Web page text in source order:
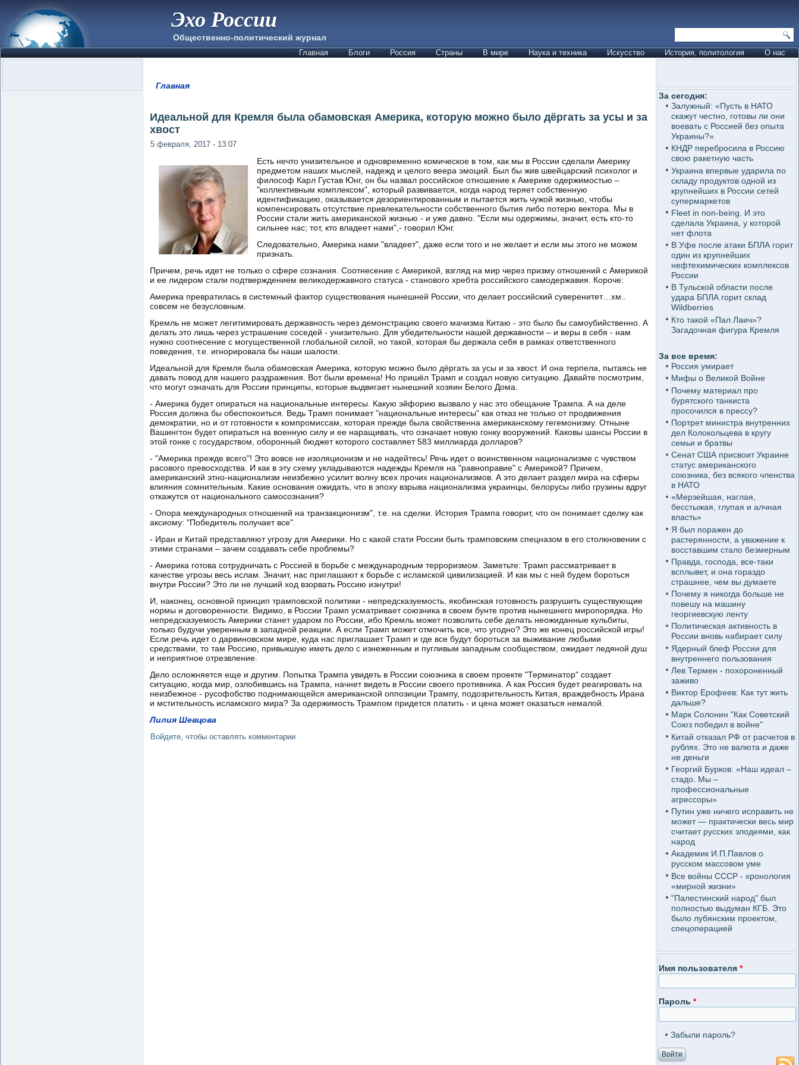
Эхо России
Общественно-политический журнал
Главная Блоги Россия Страны В мире Наука и техника Искусство История, политология О нас
Главная
Идеальной для Кремля была обамовская Америка, которую можно было дёргать за усы и за
хвост
5 февраля, 2017 - 13:07
Есть нечто унизительное и одновременно комическое в том, как мы в России сделали Америку
предметом наших мыслей, надежд и целого веера эмоций. Был бы жив швейцарский психолог и
философ Карл Густав Юнг, он бы назвал российское отношение к Америке одержимостью –
"коллективным комплексом", который развивается, когда народ теряет собственную
идентификацию, оказывается дезориентированным и пытается жить чужой жизнью, чтобы
компенсировать отсутствие привлекательности собственного бытия либо потерю вектора. Мы в
России стали жить американской жизнью - и уже давно. "Если мы одержимы, значит, есть кто-то
сильнее нас; тот, кто владеет нами",- говорил Юнг.
Следовательно, Америка нами "владеет", даже если того и не желает и если мы этого не можем
признать.
Причем, речь идет не только о сфере сознания. Соотнесение с Америкой, взгляд на мир через призму отношений с Америкой
и ее лидером стали подтверждением великодержавного статуса - станового хребта российского самодержавия. Короче:
Америка превратилась в системный фактор существования нынешней России, что делает российский суверенитет…хм..
совсем не безусловным.
Кремль не может легитимировать державность через демонстрацию своего мачизма Китаю - это было бы самоубийственно. А
делать это лишь через устрашение соседей - унизительно. Для убедительности нашей державности – и веры в себя - нам
нужно соотнесение с могущественной глобальной силой, но такой, которая бы держала себя в рамках ответственного
поведения, т.е. игнорировала бы наши шалости.
Идеальной для Кремля была обамовская Америка, которую можно было дёргать за усы и за хвост. И она терпела, пытаясь не
давать повод для нашего раздражения. Вот были времена! Но пришёл Трамп и создал новую ситуацию. Давайте посмотрим,
что могут означать для России принципы, которые выдвигает нынешний хозяин Белого Дома.
- Америка будет опираться на национальные интересы. Какую эйфорию вызвало у нас это обещание Трампа. А на деле
Россия должна бы обеспокоиться. Ведь Трамп понимает "национальные интересы" как отказ не только от продвижения
демократии, но и от готовности к компромиссам, которая прежде была свойственна американскому гегемонизму. Отныне
Вашингтон будет опираться на военную силу и ее наращивать, что означает новую гонку вооружений. Каковы шансы России в
этой гонке с государством, оборонный бюджет которого составляет 583 миллиарда долларов?
- "Америка прежде всего"! Это вовсе не изоляционизм и не надейтесь! Речь идет о воинственном национализме с чувством
расового превосходства. И как в эту схему укладываются надежды Кремля на "равноправие" с Америкой? Причем,
американский этно-национализм неизбежно усилит волну всех прочих национализмов. А это делает раздел мира на сферы
влияния сомнительным. Какие основания ожидать, что в эпоху взрыва национализма украинцы, белорусы либо грузины вдруг
откажутся от национального самосознания?
- Опора международных отношений на транзакционизм", т.е. на сделки. История Трампа говорит, что он понимает сделку как
аксиому: "Победитель получает все".
- Иран и Китай представляют угрозу для Америки. Но с какой стати России быть трамповским спецназом в его столкновении с
этими странами – зачем создавать себе проблемы?
- Америка готова сотрудничать с Россией в борьбе с международным терроризмом. Заметьте: Трамп рассматривает в
качестве угрозы весь ислам. Значит, нас приглашают к борьбе с исламской цивилизацией. И как мы с ней будем бороться
внутри России? Это ли не лучший ход взорвать Россию изнутри!
И, наконец, основной принцип трамповской политики - непредсказуемость, якобинская готовность разрушить существующие
нормы и договоренности. Видимо, в России Трамп усматривает союзника в своем бунте против нынешнего миропорядка. Но
непредсказуемость Америки станет ударом по России, ибо Кремль может позволить себе делать неожиданные кульбиты,
только будучи уверенным в западной реакции. А если Трамп может отмочить все, что угодно? Это же конец российской игры!
Если речь идет о дарвиновском мире, куда нас приглашает Трамп и где все будут бороться за выживание любыми
средствами, то там Россию, привыкшую иметь дело с изнеженным и пугливым западным сообществом, ожидает ледяной душ
и неприятное отрезвление.
Дело осложняется еще и другим. Попытка Трампа увидеть в России союзника в своем проекте "Терминатор" создает
ситуацию, когда мир, озлобившись на Трампа, начнет видеть в России своего противника. А как Россия будет реагировать на
неизбежное - русофобство поднимающейся американской оппозиции Трампу, подозрительность Китая, враждебность Ирана
и мстительность исламского мира? За одержимость Трампом придется платить - и цена может оказаться немалой.
Лилия Шевцова
Войдите , чтобы оставлять комментарии
За сегодня:
Залужный: «Пусть в НАТО
скажут честно, готовы ли они
воевать с Россией без опыта
Украины?»
КНДР перебросила в Россию
свою ракетную часть
Украина впервые ударила по
складу продуктов одной из
крупнейших в России сетей
супермаркетов
Fleet in non-being. И это
сделала Украина, у которой
нет флота
В Уфе после атаки БПЛА горит
один из крупнейших
нефтехимических комплексов
России
В Тульской области после
удара БПЛА горит склад
Wildberries
Кто такой «Пал Лаич»?
Загадочная фигура Кремля
За все время:
Россия умирает
Мифы о Великой Войне
Почему материал про
бурятского танкиста
просочился в прессу?
Портрет министра внутренних
дел Колокольцева в кругу
семьи и братвы
Сенат США присвоит Украине
статус американского
союзника, без всякого членства
в НАТО
«Мерзейшая, наглая,
бесстыжая, глупая и алчная
власть»
Я был поражен до
растерянности, а уважение к
восставшим стало безмерным
Правда, господа, все-таки
всплывет, и она гораздо
страшнее, чем вы думаете
Почему я никогда больше не
повешу на машину
георгиевскую ленту
Политическая активность в
России вновь набирает силу
Ядерный блеф России для
внутреннего пользования
Лев Термен - похороненный
заживо
Виктор Ерофеев: Как тут жить
дальше?
Марк Солонин "Как Советский
Союз победил в войне"
Китай отказал РФ от расчетов в
рублях. Это не валюта и даже
не деньги
Георгий Бурков: «Наш идеал –
стадо. Мы –
профессиональные
агрессоры»
Путин уже ничего исправить не
может — практически весь мир
считает русских злодеями, как
народ
Академик И.П.Павлов о
русском массовом уме
Все войны СССР - хронология
«мирной жизни»
"Палестинский народ" был
полностью выдуман КГБ. Это
было лубянским проектом,
спецоперацией
Имя пользователя *
Пароль *
Забыли пароль?